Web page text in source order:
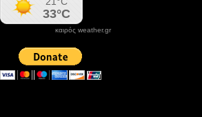
καιρός weather.gr